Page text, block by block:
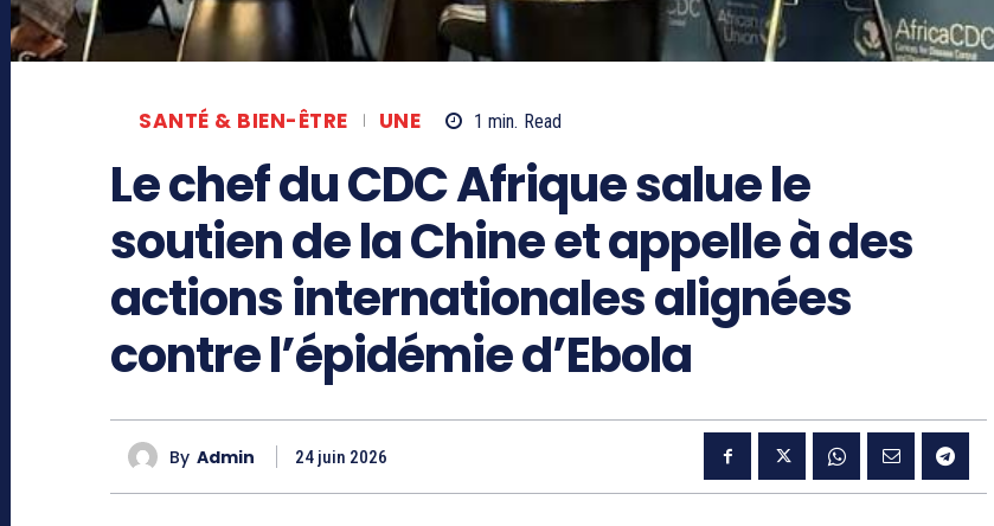
SANTÉ & BIEN-ÊTRE UNE 1 min. Read
Le chef du CDC Afrique salue le
soutien de la Chine et appelle à des
actions internationales alignées
contre l’épidémie d’Ebola
By Admin 24 juin 2026